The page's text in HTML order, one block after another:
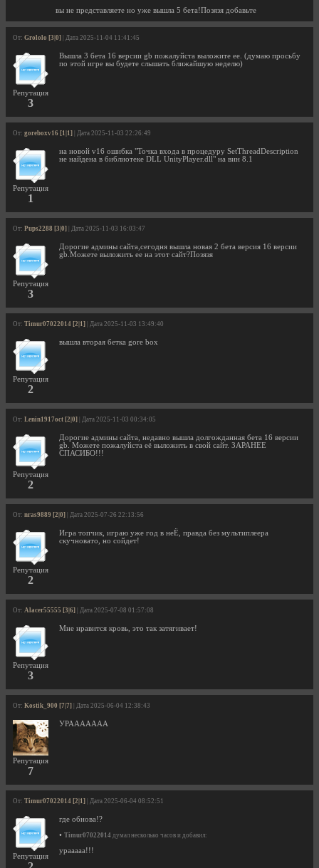
вы не представляете но уже вышла 5 бета!Позязя добавьте
От: Grololo [3|0] | Дата 2025-11-04 11:41:45
Репутация
3
Вышла 3 бета 16 версии gb пожалуйста выложите ее. (думаю просьбу
по этой игре вы будете слышать ближайшую неделю)
От: goreboxv16 [1|1] | Дата 2025-11-03 22:26:49
Репутация
1
на новой v16 ошибка "Точка входа в процедуру SetThreadDescription
не найдена в библиотеке DLL UnityPlayer.dll" на вин 8.1
От: Pups2288 [3|0] | Дата 2025-11-03 16:03:47
Репутация
3
Дорогие админы сайта,сегодня вышла новая 2 бета версия 16 версии
gb.Можете выложить ее на этот сайт?Позязя
От: Timur07022014 [2|1] | Дата 2025-11-03 13:49:40
Репутация
2
вышла вторая бетка gore box
От: Lenin1917oct [2|0] | Дата 2025-11-03 00:34:05
Репутация
2
Дорогие админы сайта, недавно вышла долгожданная бета 16 версии
gb. Можете пожалуйста её выложить в свой сайт. ЗАРАНЕЕ
СПАСИБО!!!
От: nras9889 [2|0] | Дата 2025-07-26 22:13:56
Репутация
2
Игра топчик, играю уже год в неЁ, правда без мультиплеера
скучновато, но сойдет!
От: Alacer55555 [3|6] | Дата 2025-07-08 01:57:08
Репутация
3
Мне нравится кровь, это так затягивает!
От: Kostik_900 [7|7] | Дата 2025-06-04 12:38:43
Репутация
7
УРААААААА
От: Timur07022014 [2|1] | Дата 2025-06-04 08:52:51
Репутация
где обнова!?
• Timur07022014 думал несколько часов и добавил:
урааааа!!!